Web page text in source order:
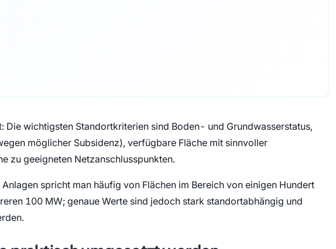
Die wichtigsten Standortkriterien sind Boden- und Grundwasserstatus,
möglicher Subsidenz), verfügbare Fläche mit sinnvoller
zu geeigneten Netzanschlusspunkten.
spricht man häufig von Flächen im Bereich von einigen Hundert
100 MW; genaue Werte sind jedoch stark standortabhängig und